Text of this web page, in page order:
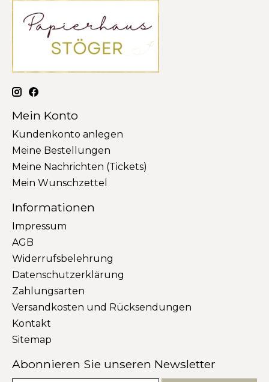
Mein Konto
Kundenkonto anlegen
Meine Bestellungen
Meine Nachrichten (Tickets)
Mein Wunschzettel
Informationen
Impressum
AGB
Widerrufsbelehrung
Datenschutzerklärung
Zahlungsarten
Versandkosten und Rücksendungen
Kontakt
Sitemap
Abonnieren Sie unseren Newsletter